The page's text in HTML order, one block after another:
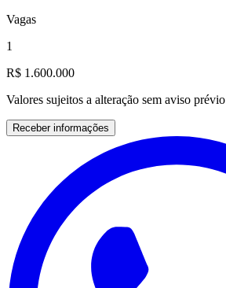
Vagas
1
R$ 1.600.000
Valores sujeitos a alteração sem aviso prévio
Receber informações